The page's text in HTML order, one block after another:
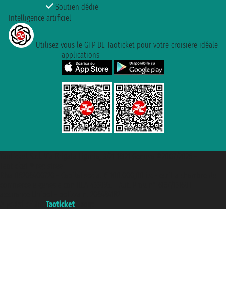
Soutien dédié
Intelligence artificiel
Utilisez vous le GTP DE Taoticket pour votre croisière idéale
applications
Taoticket